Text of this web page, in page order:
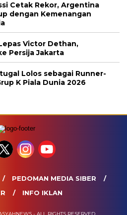
Cetak Rekor, Argentina
dengan Kemenangan
Victor Dethan,
Persija Jakarta
Lolos sebagai Runner-
K Piala Dunia 2026
PEDOMAN MEDIA SIBER
INFO IKLAN